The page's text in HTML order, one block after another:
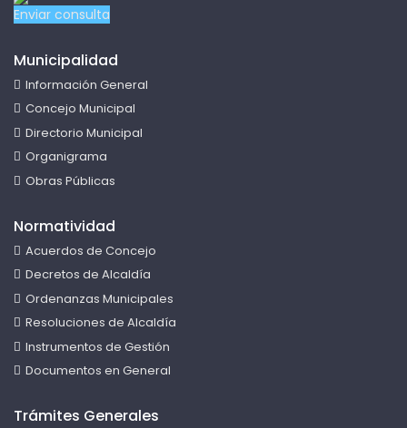
Enviar consulta
Municipalidad
Información General
Concejo Municipal
Directorio Municipal
Organigrama
Obras Públicas
Normatividad
Acuerdos de Concejo
Decretos de Alcaldía
Ordenanzas Municipales
Resoluciones de Alcaldía
Instrumentos de Gestión
Documentos en General
Trámites Generales